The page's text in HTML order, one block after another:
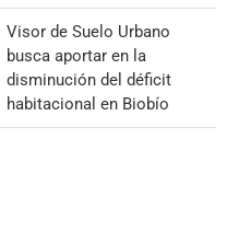
Visor de Suelo Urbano
busca aportar en la
disminución del déficit
habitacional en Biobío